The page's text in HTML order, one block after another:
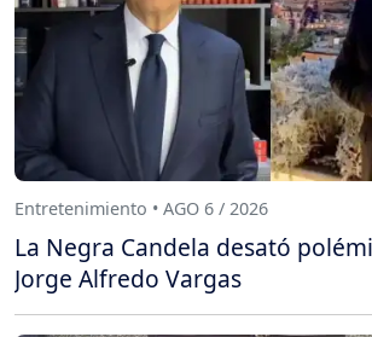
Entretenimiento • AGO 6 / 2026
La Negra Candela desató
Jorge Alfredo Vargas